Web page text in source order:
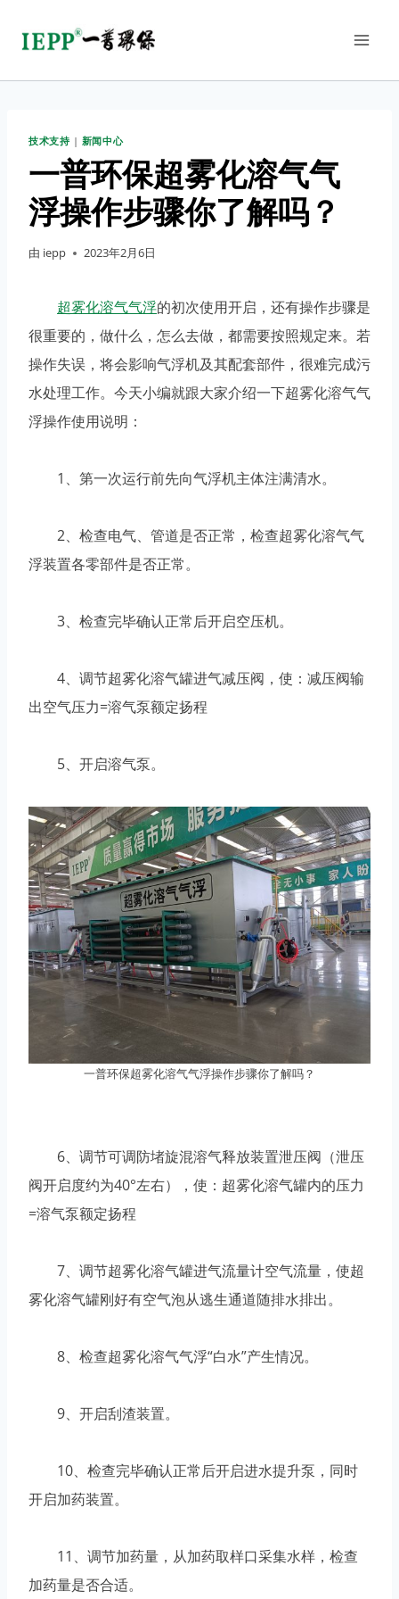
技术支持 | 新闻中心
一普环保超雾化溶气气
浮操作步骤你了解吗？
由 iepp 2023年2月6日
超雾化溶气气浮的初次使用开启，还有操作步骤是
很重要的，做什么，怎么去做，都需要按照规定来。若
操作失误，将会影响气浮机及其配套部件，很难完成污
水处理工作。今天小编就跟大家介绍一下超雾化溶气气
浮操作使用说明：
1、第一次运行前先向气浮机主体注满清水。
2、检查电气、管道是否正常，检查超雾化溶气气
浮装置各零部件是否正常。
3、检查完毕确认正常后开启空压机。
4、调节超雾化溶气罐进气减压阀，使：减压阀输
出空气压力=溶气泵额定扬程
5、开启溶气泵。
一普环保超雾化溶气气浮操作步骤你了解吗？
6、调节可调防堵旋混溶气释放装置泄压阀（泄压
阀开启度约为40°左右），使：超雾化溶气罐内的压力
=溶气泵额定扬程
7、调节超雾化溶气罐进气流量计空气流量，使超
雾化溶气罐刚好有空气泡从逃生通道随排水排出。
8、检查超雾化溶气气浮“白水”产生情况。
9、开启刮渣装置。
10、检查完毕确认正常后开启进水提升泵，同时
开启加药装置。
11、调节加药量，从加药取样口采集水样，检查
加药量是否合适。